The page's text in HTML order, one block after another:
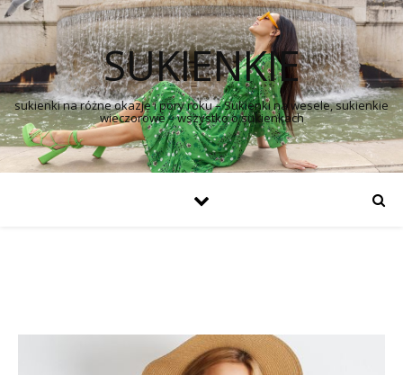
SUKIENKIE
sukienki na różne okazje i pory roku – Sukienki na wesele, sukienkie
wieczorowe – wszystko o sukienkach